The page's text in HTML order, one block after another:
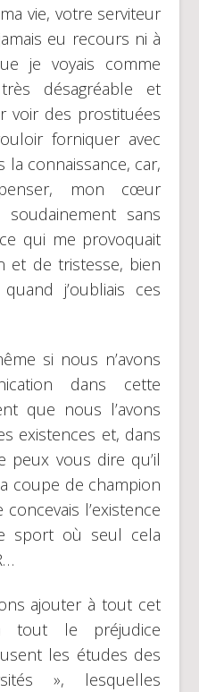
vie, votre serviteur
eu recours ni à
je voyais comme
désagréable et
voir des prostituées
forniquer avec
la connaissance, car,
mon cœur
sans
qui me provoquait
et de tristesse, bien
j’oubliais ces
si nous n’avons
dans cette
que nous l’avons
existences et, dans
peux vous dire qu’il
coupe de champion
l’existence
sport où seul cela
ajouter à tout cet
tout le préjudice
les études des
», lesquelles